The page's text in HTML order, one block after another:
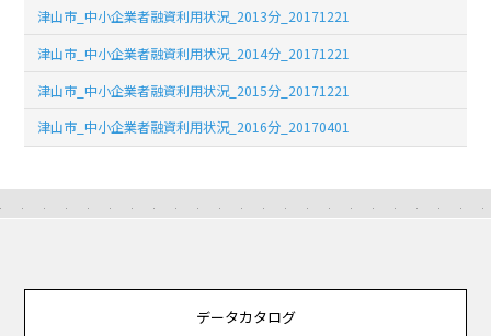
津山市_中小企業者融資利用状況_2013分_20171221
津山市_中小企業者融資利用状況_2014分_20171221
津山市_中小企業者融資利用状況_2015分_20171221
津山市_中小企業者融資利用状況_2016分_20170401
データカタログ